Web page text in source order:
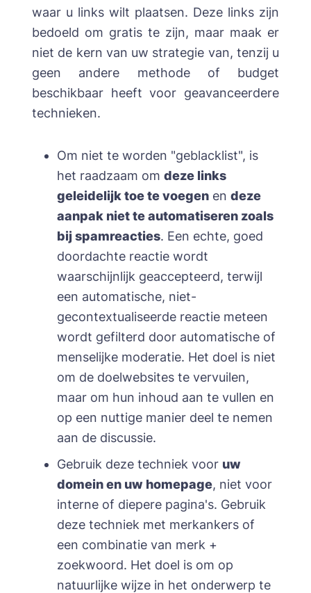
waar u links wilt plaatsen. Deze links zijn
bedoeld om gratis te zijn, maar maak er
niet de kern van uw strategie van, tenzij u
geen andere methode of budget
beschikbaar heeft voor geavanceerdere
technieken.
Om niet te worden "geblacklist", is
het raadzaam om deze links
geleidelijk toe te voegen en deze
aanpak niet te automatiseren zoals
bij spamreacties. Een echte, goed
doordachte reactie wordt
waarschijnlijk geaccepteerd, terwijl
een automatische, niet-
gecontextualiseerde reactie meteen
wordt gefilterd door automatische of
menselijke moderatie. Het doel is niet
om de doelwebsites te vervuilen,
maar om hun inhoud aan te vullen en
op een nuttige manier deel te nemen
aan de discussie.
Gebruik deze techniek voor uw
domein en uw homepage, niet voor
interne of diepere pagina's. Gebruik
deze techniek met merkankers of
een combinatie van merk +
zoekwoord. Het doel is om op
natuurlijke wijze in het onderwerp te